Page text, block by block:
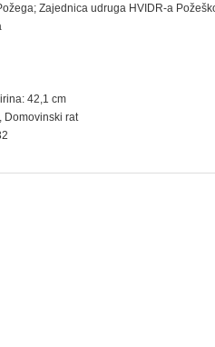
;Zajednica udruga HVIDR-a
42,1 cm
Domovinski rat